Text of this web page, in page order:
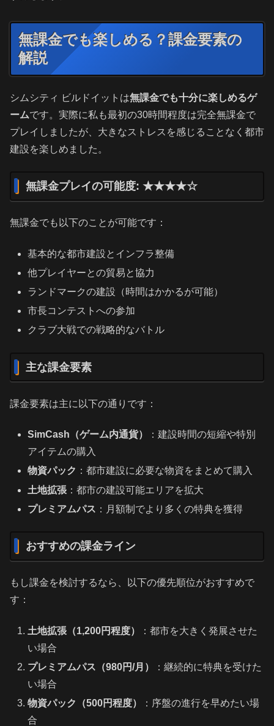
無課金でも楽しめる？課金要素の
解説
シムシティ ビルドイットは無課金でも十分に楽しめるゲ
ームです。実際に私も最初の30時間程度は完全無課金で
プレイしましたが、大きなストレスを感じることなく都市
建設を楽しめました。
無課金プレイの可能度: ★★★★☆
無課金でも以下のことが可能です：
基本的な都市建設とインフラ整備
他プレイヤーとの貿易と協力
ランドマークの建設（時間はかかるが可能）
市長コンテストへの参加
クラブ大戦での戦略的なバトル
主な課金要素
課金要素は主に以下の通りです：
SimCash（ゲーム内通貨）
：建設時間の短縮や特別
アイテムの購入
物資パック ：都市建設に必要な物資をまとめて購入
土地拡張 ：都市の建設可能エリアを拡大
プレミアムパス ：月額制でより多くの特典を獲得
おすすめの課金ライン
もし課金を検討するなら、以下の優先順位がおすすめで
す：
土地拡張（1,200円程度）
：都市を大きく発展させた
い場合
プレミアムパス（980円/月）
：継続的に特典を受けた
い場合
物資パック（500円程度）
：序盤の進行を早めたい場
合